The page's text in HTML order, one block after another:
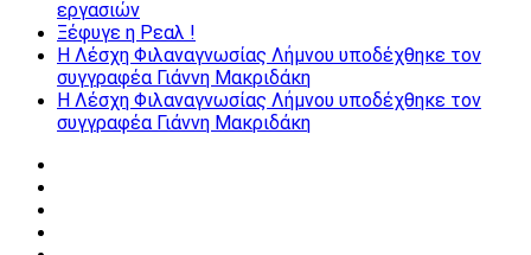
εργασιών
Ξέφυγε η Ρεαλ !
Η Λέσχη Φιλαναγνωσίας Λήμνου υποδέχθηκε τον
συγγραφέα Γιάννη Μακριδάκη
Η Λέσχη Φιλαναγνωσίας Λήμνου υποδέχθηκε τον
συγγραφέα Γιάννη Μακριδάκη